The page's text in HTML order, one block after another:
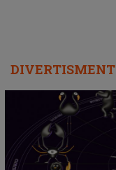
DIVERTISMENT